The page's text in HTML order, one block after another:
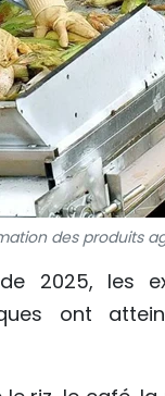
des produits
2025, les
ont